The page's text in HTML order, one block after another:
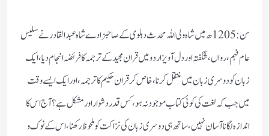
سن: 1205ھ میں شاہ ولی اللہ محدث دہلوی کے صاحبزادے شاہ عبدالقادر نے سلیس
عام فہم،رواں ، شگفتہ اور دل آویز اردو میں قران مجید کے ترجمہ کا فریضہ انجام دیا، ایک
زبان کو دوسری زبان میں منتقل کرنا ،خاص کر قران حکیم کا ترجمہ، اور ایک ایسے وقت
میں جب کہ لغت کی کوئی کتاب موجود نہ ہو ،کس قدر دشوار اور مشکل ہے ؟آج اس کا
اندازہ لگانا آسان نہیں،ساتھ ہی دوسری زبان کی نزاکت کو ملحوظ رکھنا، اس کے نوک و